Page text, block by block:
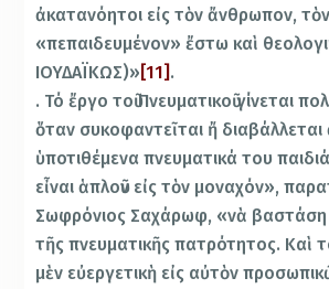
ἀκατανόητοι εἰς τὸν ἄνθρωπον,
«πεπαιδευμένον» ἔστω καὶ
ΙΟΥΔΑΪΚΩΣ)» [11] .
. Τό ἔργο τοῦ Πνευματικοῦ γίνεται
ὅταν συκοφαντεῖται ἤ
ὑποτιθέμενα πνευματικά του
εἶναι ἁπλοῦν εἰς τὸν μοναχόν»,
Σωφρόνιος Σαχάρωφ, «νὰ βαστάση
τῆς πνευματικῆς πατρότητος. Καὶ
μὲν εὐεργετικὴ εἰς αὐτὸν